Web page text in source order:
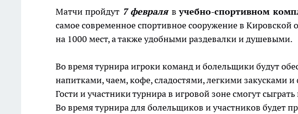
Матчи пройдут 7 февраля вучебно-спортивном
самое современное спортивное сооружение в Кировской
на 1000 мест, а также удобными раздевалки и душевыми.
Во время турнира игроки команд и болельщики будут
напитками, чаем, кофе, сладостями, легкими закусками
Гости и участники турнира в игровой зоне смогут
Во время турнира для болельщиков и участников будет